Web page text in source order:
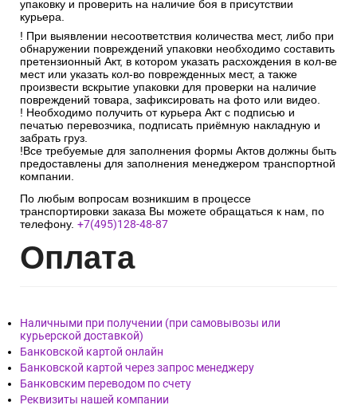
После проверки упаковки, кол-ва мест, маркировочных
знаков и отсутствия претензий к перевозчику необходимо
расписаться в документах и получить заказ, вскрыть
упаковку и проверить на наличие боя в присутствии
курьера.
! При выявлении несоответствия количества мест, либо при
обнаружении повреждений упаковки необходимо составить
претензионный Акт, в котором указать расхождения в кол-ве
мест или указать кол-во поврежденных мест, а также
произвести вскрытие упаковки для проверки на наличие
повреждений товара, зафиксировать на фото или видео.
! Необходимо получить от курьера Акт с подписью и
печатью перевозчика, подписать приёмную накладную и
забрать груз.
!Все требуемые для заполнения формы Актов должны быть
предоставлены для заполнения менеджером транспортной
компании.
транспортировки заказа Вы можете обращаться к нам, по
телефону. +7(495)128-48-87
Наличными при получении (при самовывозы или
курьерской доставкой)
Банковской картой онлайн